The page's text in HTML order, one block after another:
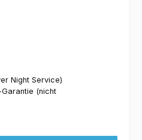
Night Service)
(nicht